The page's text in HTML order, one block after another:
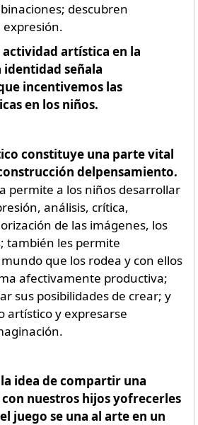
descubren
expresión.
artística en la
señala
incentivemos las
en los niños.
constituye una parte vital
delpensamiento.
permite a los niños desarrollar
análisis, crítica,
de las imágenes, los
también les permite
que los rodea y con ellos
afectivamente productiva;
sus posibilidades de crear; y
artístico y expresarse
idea de compartir una
nuestros hijos yofrecerles
juego se una al arte en un